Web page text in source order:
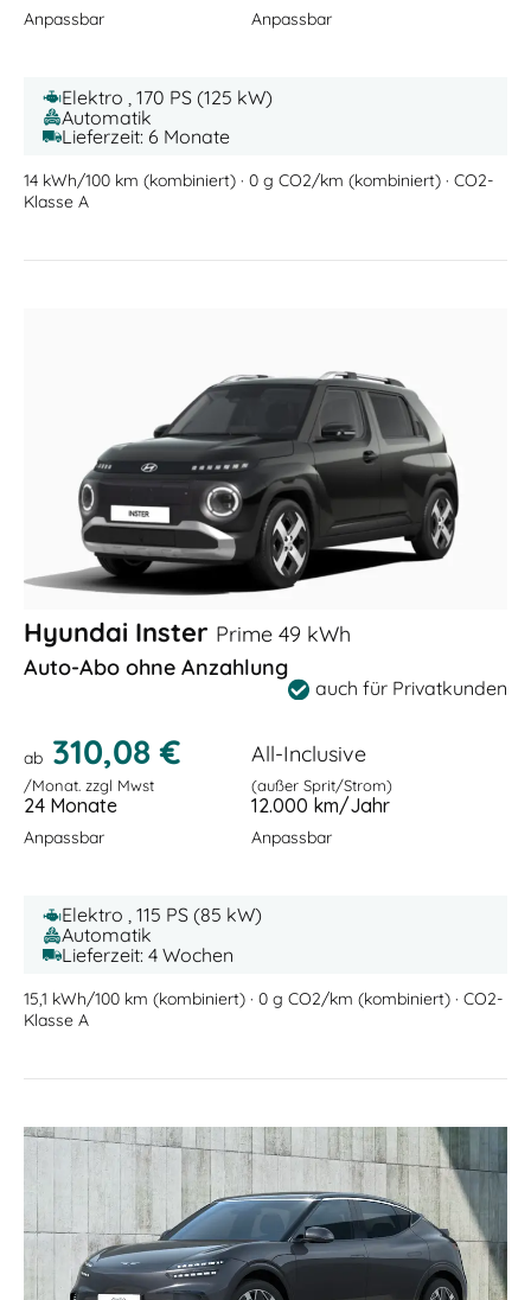
Anpassbar Anpassbar
Elektro , 170 PS (125 kW)
Automatik
Lieferzeit: 6 Monate
14 kWh/100 km (kombiniert) · 0 g CO2/km (kombiniert) · CO2-
Klasse A
Hyundai Inster Prime 49 kWh
Auto-Abo ohne Anzahlung
auch für Privatkunden
ab 310,08 €
/Monat. zzgl Mwst
All-Inclusive
(außer Sprit/Strom)
24 Monate
Anpassbar
12.000 km/Jahr
Anpassbar
Elektro , 115 PS (85 kW)
Automatik
Lieferzeit: 4 Wochen
15,1 kWh/100 km (kombiniert) · 0 g CO2/km (kombiniert) · CO2-
Klasse A